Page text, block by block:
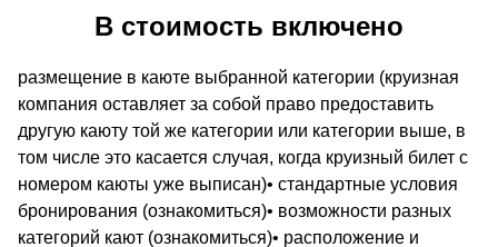
В стоимость включено
размещение в каюте выбранной категории (круизная
компания оставляет за собой право предоставить
другую каюту той же категории или категории выше, в
том числе это касается случая, когда круизный билет с
номером каюты уже выписан)• стандартные условия
бронирования (ознакомиться)• возможности разных
категорий кают (ознакомиться)• расположение и